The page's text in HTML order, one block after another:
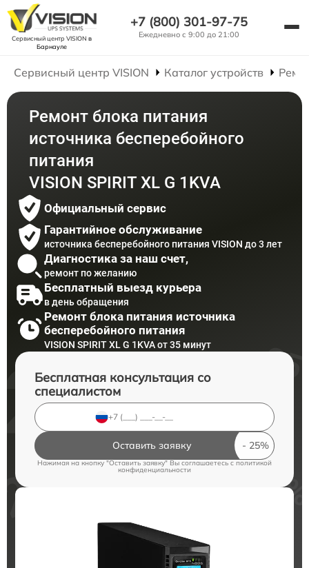
Сервисный центр VISION в
Барнауле
+7 (800) 301-97-75
Ежедневно с 9:00 до 21:00
Сервисный центр VISION Каталог устройств
Ремонт блока питания
источника бесперебойного
питания
VISION SPIRIT XL G 1KVA
Официальный сервис
Гарантийное обслуживание
источника бесперебойного питания VISION до 3 лет
Диагностика за наш счет,
ремонт по желанию
Бесплатный выезд курьера
в день обращения
Ремонт блока питания источника
бесперебойного питания
VISION SPIRIT XL G 1KVA от 35 минут
Бесплатная консультация со
специалистом
Оставить заявку
Нажимая на кнопку "Оставить заявку" Вы соглашаетесь cполитикой
конфиденциальности